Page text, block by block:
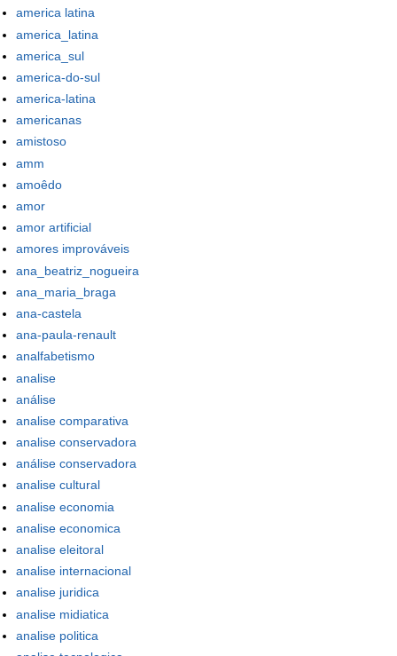
america latina
america_latina
america_sul
america-do-sul
america-latina
americanas
amistoso
amm
amoêdo
amor
amor artificial
amores improváveis
ana_beatriz_nogueira
ana_maria_braga
ana-castela
ana-paula-renault
analfabetismo
analise
análise
analise comparativa
analise conservadora
análise conservadora
analise cultural
analise economia
analise economica
analise eleitoral
analise internacional
analise juridica
analise midiatica
analise politica